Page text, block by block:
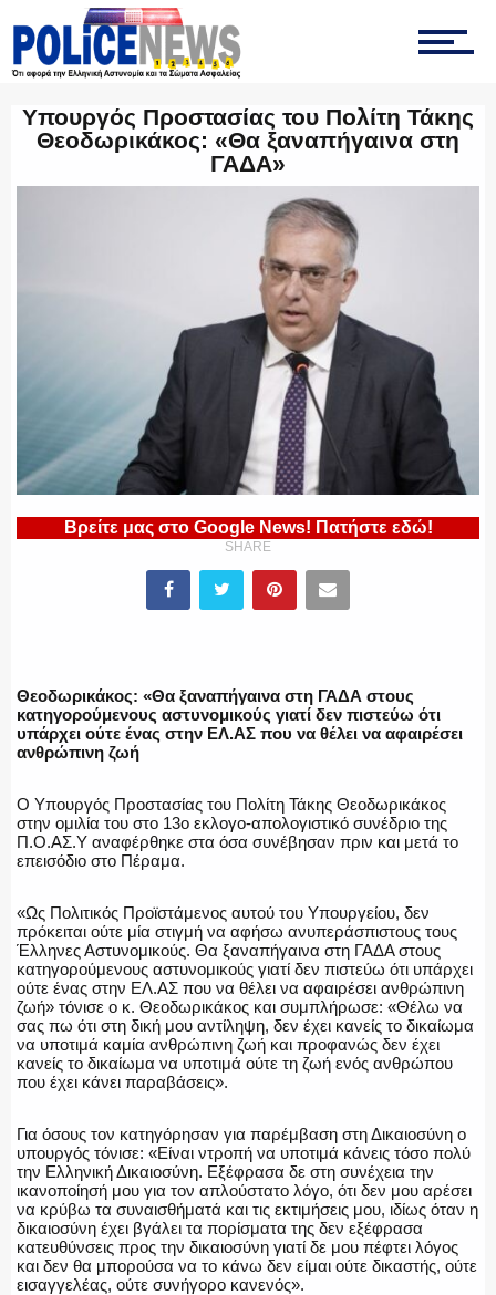
ΤΡΟΧΑΙΑ
ΟΠΚΕ
ΥΑΤ/ΥΜΕΤ
ΕΛΛΗΝΙΚΗ ΑΣΤΥΝΟΜΙΑ
ΠΥΡΟΣΒΕΣΤΙΚΗ
ΛΙΜΕΝΙΚΟ
ΕΝΟΠΛΕΣ ΔΥΝΑΜΕΙΣ
ΕΚΑΒ
ΑΣΤΥΝΟΜΙΚΟ ΡΕΠΟΡΤΑΖ
Η ΦΩΝΗ ΣΟΥ
Υπουργός Προστασίας του Πολίτη Τάκης
Θεοδωρικάκος: «Θα ξαναπήγαινα στη
ΓΑΔΑ»
Βρείτε μας στο Google News! Πατήστε εδώ!
SHARE
Θεοδωρικάκος: «Θα ξαναπήγαινα στη ΓΑΔΑ στους
κατηγορούμενους αστυνομικούς γιατί δεν πιστεύω ότι
υπάρχει ούτε ένας στην ΕΛ.ΑΣ που να θέλει να αφαιρέσει
ανθρώπινη ζωή
Ο Υπουργός Προστασίας του Πολίτη Τάκης Θεοδωρικάκος
στην ομιλία του στο 13ο εκλογο-απολογιστικό συνέδριο της
Π.Ο.ΑΣ.Υ αναφέρθηκε στα όσα συνέβησαν πριν και μετά το
επεισόδιο στο Πέραμα.
«Ως Πολιτικός Προϊστάμενος αυτού του Υπουργείου, δεν
πρόκειται ούτε μία στιγμή να αφήσω ανυπεράσπιστους τους
Έλληνες Αστυνομικούς. Θα ξαναπήγαινα στη ΓΑΔΑ στους
κατηγορούμενους αστυνομικούς γιατί δεν πιστεύω ότι υπάρχει
ούτε ένας στην ΕΛ.ΑΣ που να θέλει να αφαιρέσει ανθρώπινη
ζωή» τόνισε ο κ. Θεοδωρικάκος και συμπλήρωσε: «Θέλω να
σας πω ότι στη δική μου αντίληψη, δεν έχει κανείς το δικαίωμα
να υποτιμά καμία ανθρώπινη ζωή και προφανώς δεν έχει
κανείς το δικαίωμα να υποτιμά ούτε τη ζωή ενός ανθρώπου
που έχει κάνει παραβάσεις».
Για όσους τον κατηγόρησαν για παρέμβαση στη Δικαιοσύνη ο
υπουργός τόνισε: «Είναι ντροπή να υποτιμά κάνεις τόσο πολύ
την Ελληνική Δικαιοσύνη. Εξέφρασα δε στη συνέχεια την
ικανοποίησή μου για τον απλούστατο λόγο, ότι δεν μου αρέσει
να κρύβω τα συναισθήματά και τις εκτιμήσεις μου, ιδίως όταν η
δικαιοσύνη έχει βγάλει τα πορίσματα της δεν εξέφρασα
κατευθύνσεις προς την δικαιοσύνη γιατί δε μου πέφτει λόγος
και δεν θα μπορούσα να το κάνω δεν είμαι ούτε δικαστής, ούτε
εισαγγελέας, ούτε συνήγορο κανενός».